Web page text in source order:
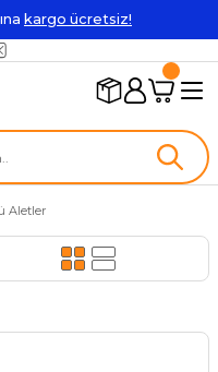
kargo ücretsiz!
Aletler